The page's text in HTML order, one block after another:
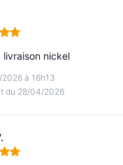
sur 5
à 16h13
du 28/04/2026
livraison nickel
sur 5